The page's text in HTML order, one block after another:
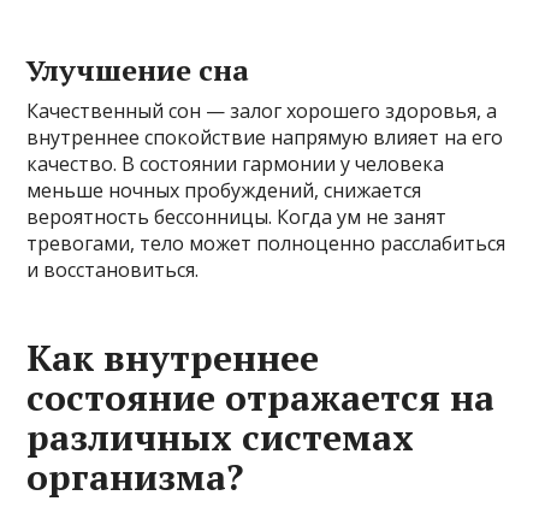
Улучшение сна
Качественный сон — залог хорошего здоровья, а
внутреннее спокойствие напрямую влияет на его
качество. В состоянии гармонии у человека
меньше ночных пробуждений, снижается
вероятность бессонницы. Когда ум не занят
тревогами, тело может полноценно расслабиться
и восстановиться.
Как внутреннее
состояние отражается на
различных системах
организма?